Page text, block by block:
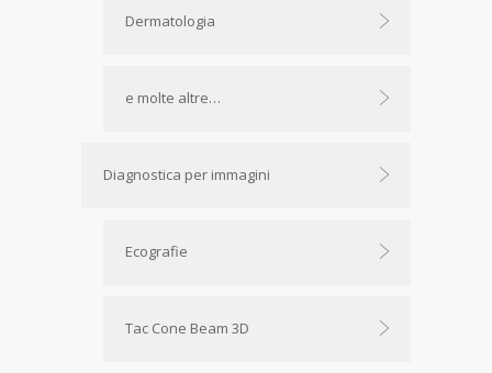
Dermatologia
e molte altre…
Diagnostica per immagini
Ecografie
Tac Cone Beam 3D